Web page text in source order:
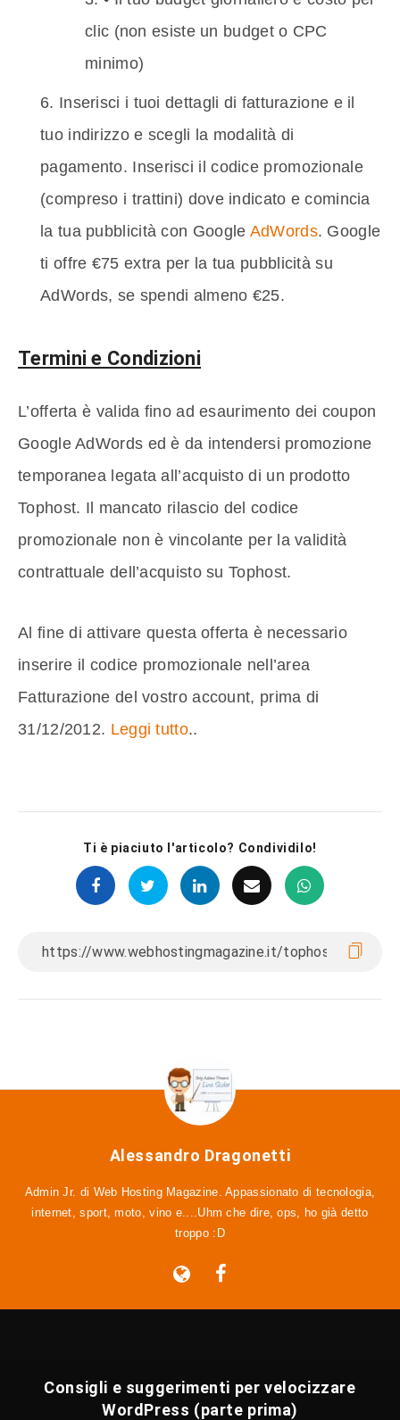
clic (non esiste un budget o CPC
minimo)
Inserisci i tuoi dettagli di fatturazione e il
tuo indirizzo e scegli la modalità di
pagamento. Inserisci il codice promozionale
(compreso i trattini) dove indicato e comincia
la tua pubblicità con Google AdWords. Google
ti offre €75 extra per la tua pubblicità su
AdWords, se spendi almeno €25.
Termini e Condizioni
L’offerta è valida fino ad esaurimento dei coupon
Google AdWords ed è da intendersi promozione
temporanea legata all’acquisto di un prodotto
Tophost. Il mancato rilascio del codice
promozionale non è vincolante per la validità
contrattuale dell’acquisto su Tophost.
Al fine di attivare questa offerta è necessario
inserire il codice promozionale nell’area
Fatturazione del vostro account, prima di
31/12/2012. Leggi tutto..
Ti è piaciuto l'articolo? Condividilo!
Alessandro Dragonetti
Admin Jr. di Web Hosting Magazine. Appassionato di tecnologia,
internet, sport, moto, vino e....Uhm che dire, ops, ho già detto
troppo :D
Consigli e suggerimenti per velocizzare
WordPress (parte prima)